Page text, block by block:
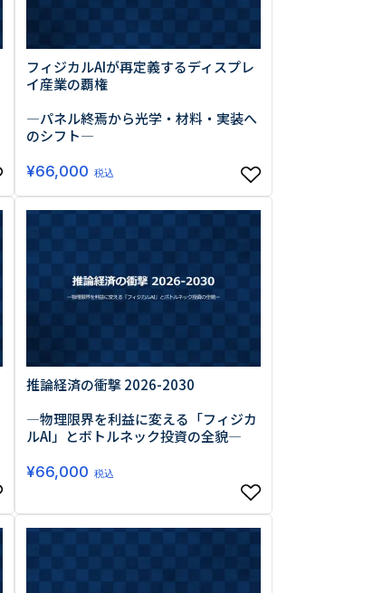
フィジカルAIが再定義するディスプレ
イ産業の覇権
―パネル終焉から光学・材料・実装へ
のシフト―
¥66,000 税込
推論経済の衝撃 2026-2030
―物理限界を利益に変える「フィジカ
ルAI」とボトルネック投資の全貌―
¥66,000 税込